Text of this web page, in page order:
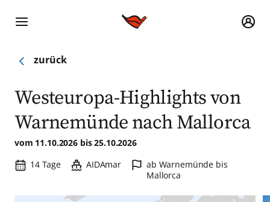
zurück
Westeuropa-Highlights von
Warnemünde nach Mallorca
vom 11.10.2026 bis 25.10.2026
Reisedauer:
14 Tage Schiff:
AIDAmar Hafen:
ab Warnemünde bis
Mallorca